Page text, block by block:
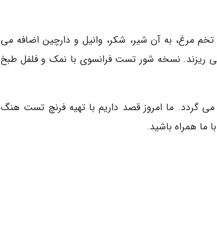
مرغ، به آن شیر، شکر، وانیل و دارچین اضافه می
ریزند. نسخه شور تست فرانسوی با نمک و فلفل طبخ
گردد. ما امروز قصد داریم با تهیه فرنچ تست هنگ
ما همراه باشید.